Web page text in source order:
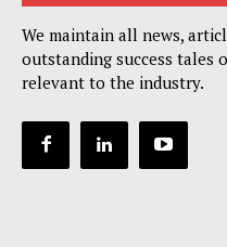
We maintain all news,
outstanding success tales
relevant to the industry.